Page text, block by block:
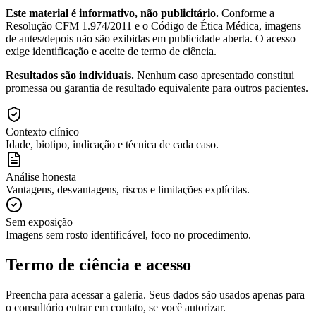
Este material é informativo, não publicitário. Conforme a
Resolução CFM 1.974/2011 e o Código de Ética Médica, imagens
de antes/depois não são exibidas em publicidade aberta. O acesso
exige identificação e aceite de termo de ciência.
Resultados são individuais. Nenhum caso apresentado constitui
promessa ou garantia de resultado equivalente para outros pacientes.
Contexto clínico
Idade, biotipo, indicação e técnica de cada caso.
Análise honesta
Vantagens, desvantagens, riscos e limitações explícitas.
Sem exposição
Imagens sem rosto identificável, foco no procedimento.
Termo de ciência e acesso
Preencha para acessar a galeria. Seus dados são usados apenas para
o consultório entrar em contato, se você autorizar.